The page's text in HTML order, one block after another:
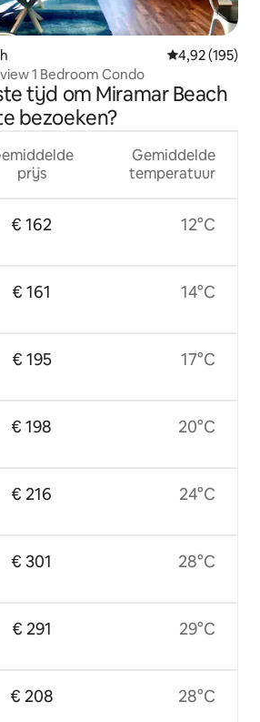
Gemiddelde
4,92 (195)
1 Bedroom Condo
tijd om Miramar Beach
bezoeken?
prijs
€ 162
€ 161
€ 195
€ 198
€ 216
€ 301
€ 291
€ 208
Gemiddelde
temperatuur
12°C
14°C
17°C
20°C
24°C
28°C
29°C
28°C